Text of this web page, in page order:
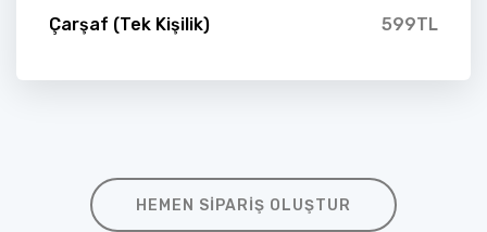
Çarşaf (Tek Kişilik) 599TL
HEMEN SIPARIŞ OLUŞTUR